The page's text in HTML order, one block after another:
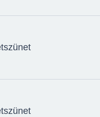
- Szente Vajk -
Bánk Bán (2021/
grófnő - Nagyszínház